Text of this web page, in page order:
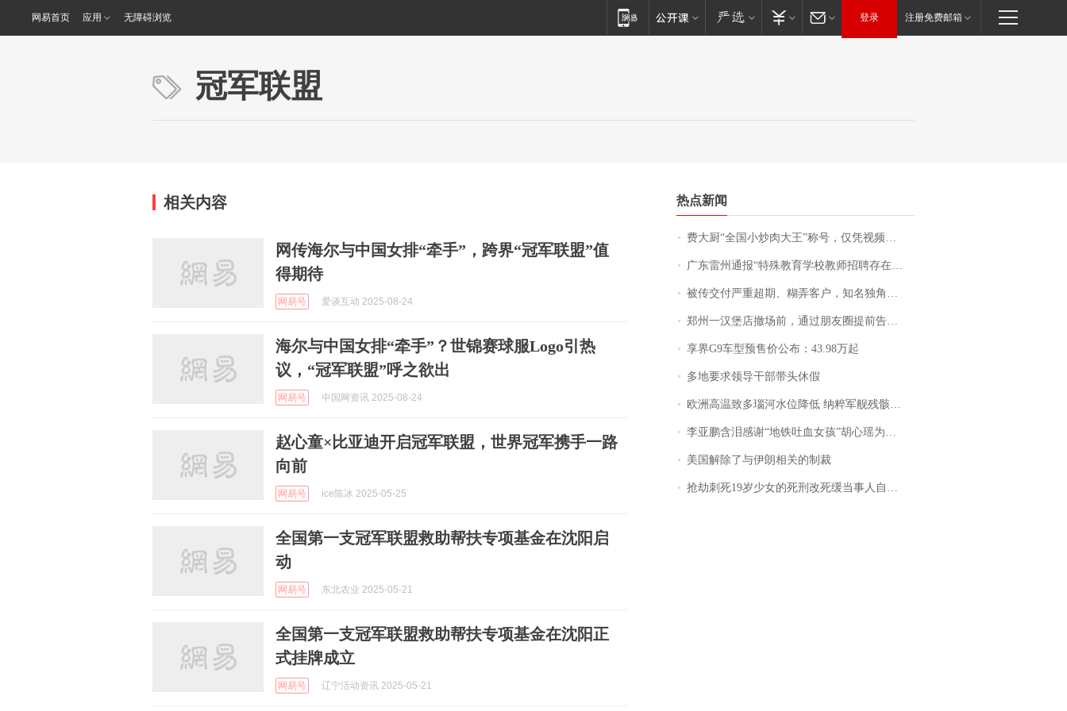
网易首页 应用 无障碍浏览 登录 注册免费邮箱
冠军联盟
相关内容
网传海尔与中国女排“牵手”，跨界“冠军联盟”值
得期待
网易号 爱谈互动 2025-08-24
海尔与中国女排“牵手”？世锦赛球服Logo引热
议，“冠军联盟”呼之欲出
网易号 中国网资讯 2025-08-24
赵心童×比亚迪开启冠军联盟，世界冠军携手一路
向前
网易号 ice陈冰 2025-05-25
全国第一支冠军联盟救助帮扶专项基金在沈阳启
动
网易号 东北农业 2025-05-21
全国第一支冠军联盟救助帮扶专项基金在沈阳正
式挂牌成立
网易号 辽宁活动资讯 2025-05-21
热点新闻
费大厨“全国小炒肉大王”称号，仅凭视频评出？中国烹饪协会回应
广东雷州通报“特殊教育学校教师招聘存在违规行为”：已启动问责程序 副校长被停职
被传交付严重超期、糊弄客户，知名独角兽车企创始人回应：都没证据，将依法采取措施，“本人长期与美国交管局保持沟通，对方表示肯定”
郑州一汉堡店撤场前，通过朋友圈提前告知逐一退费，有顾客仅剩1元也全被退回，分文不少；顾客：言而有信，让人感动
享界G9车型预售价公布：43.98万起
多地要求领导干部带头休假
欧洲高温致多瑙河水位降低 纳粹军舰残骸重见天日
李亚鹏含泪感谢“地铁吐血女孩”胡心瑶为嫣然天使捐99999元：这份捐赠太沉重，尊重其捐赠意愿，个人向胡心瑶和她的病友之家各捐赠99999元
美国解除了与伊朗相关的制裁
抢劫刺死19岁少女的死刑改死缓当事人自述：出狱11年间始终刻意躲避被害人家属